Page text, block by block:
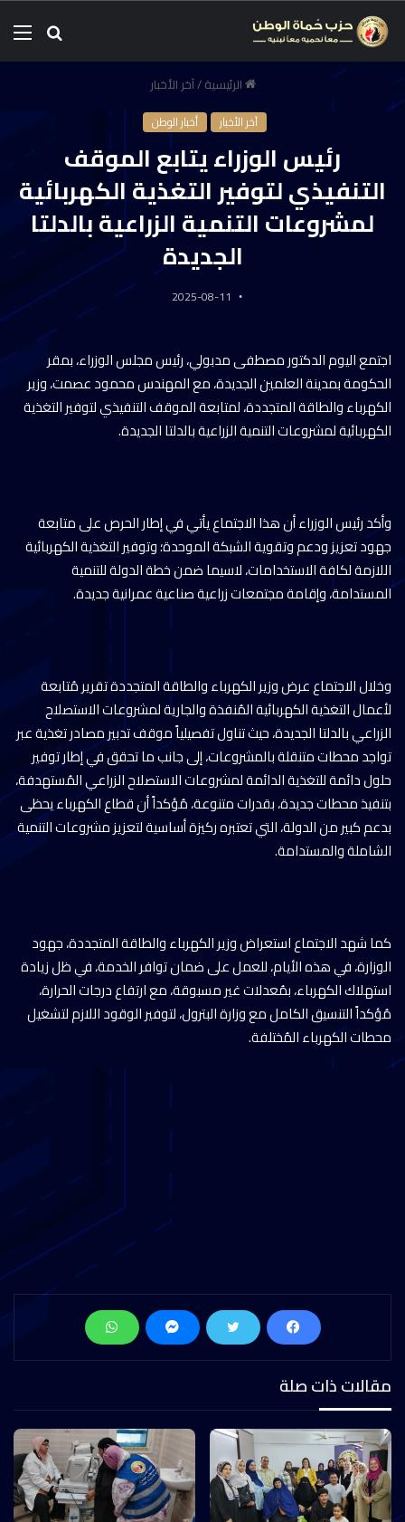
الرئيسية/آخر الأخبار
آخر الأخبار أخبار الوطن
رئيس الوزراء يتابع الموقف
التنفيذي لتوفير التغذية الكهربائية
لمشروعات التنمية الزراعية بالدلتا
الجديدة
2025-08-11
اجتمع اليوم الدكتور مصطفى مدبولي، رئيس مجلس الوزراء، بمقر
الحكومة بمدينة العلمين الجديدة، مع المهندس محمود عصمت، وزير
الكهرباء والطاقة المتجددة، لمتابعة الموقف التنفيذي لتوفير التغذية
الكهربائية لمشروعات التنمية الزراعية بالدلتا الجديدة.
وأكد رئيس الوزراء أن هذا الاجتماع يأتي في إطار الحرص على متابعة
جهود تعزيز ودعم وتقوية الشبكة الموحدة؛ وتوفير التغذية الكهربائية
اللازمة لكافة الاستخدامات، لاسيما ضمن خطة الدولة للتنمية
المستدامة، وإقامة مجتمعات زراعية صناعية عمرانية جديدة.
وخلال الاجتماع عرض وزير الكهرباء والطاقة المتجددة تقرير مُتابعة
لأعمال التغذية الكهربائية المُنفذة والجارية لمشروعات الاستصلاح
الزراعي بالدلتا الجديدة، حيث تناول تفصيلياً موقف تدبير مصادر تغذية عبر
تواجد محطات متنقلة بالمشروعات، إلى جانب ما تحقق في إطار توفير
حلول دائمة للتغذية الدائمة لمشروعات الاستصلاح الزراعي المُستهدفة،
بتنفيذ محطات جديدة، بقدرات متنوعة، مُؤكداً أن قطاع الكهرباء يحظى
بدعم كبير من الدولة، التي تعتبره ركيزة أساسية لتعزيز مشروعات التنمية
الشاملة والمستدامة.
كما شهد الاجتماع استعراض وزير الكهرباء والطاقة المتجددة، جهود
الوزارة، في هذه الأيام، للعمل على ضمان توافر الخدمة، في ظل زيادة
استهلاك الكهرباء، بمُعدلات غير مسبوقة، مع ارتفاع درجات الحرارة،
مُؤكداً التنسيق الكامل مع وزارة البترول، لتوفير الوقود اللازم لتشغيل
محطات الكهرباء المُختلفة.
مقالات ذات صلة